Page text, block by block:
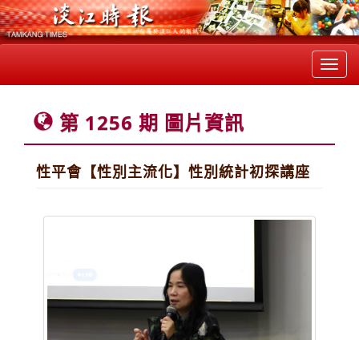
第 1256 期 圖片資訊
性平會【性別主流化】性別統計初探講座